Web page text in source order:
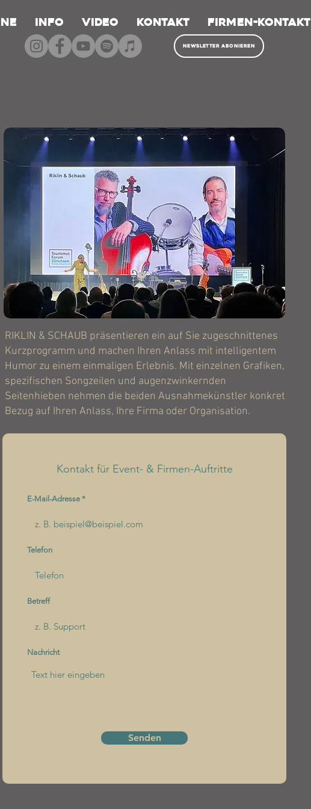
Info Video Kontakt FIRMEN-KONTAKT
Newsletter abonieren
RIKLIN & SCHAUB präsentieren ein auf Sie zugeschnittenes
Kurzprogramm und machen Ihren Anlass mit intelligentem
Humor zu einem einmaligen Erlebnis. Mit einzelnen Grafiken,
spezifischen Songzeilen und augenzwinkernden
Seitenhieben nehmen die beiden Ausnahmekünstler konkret
Bezug auf Ihren Anlass, Ihre Firma oder Organisation.
Kontakt für Event- & Firmen-Auftritte
E-Mail-Adresse
Telefon
Betreff
Nachricht
Senden